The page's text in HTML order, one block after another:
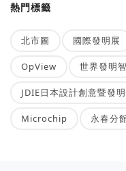
熱門標籤
北市圖 國際發明展
OpView 世界發明
JDIE日本設計創意暨發
Microchip 永春分